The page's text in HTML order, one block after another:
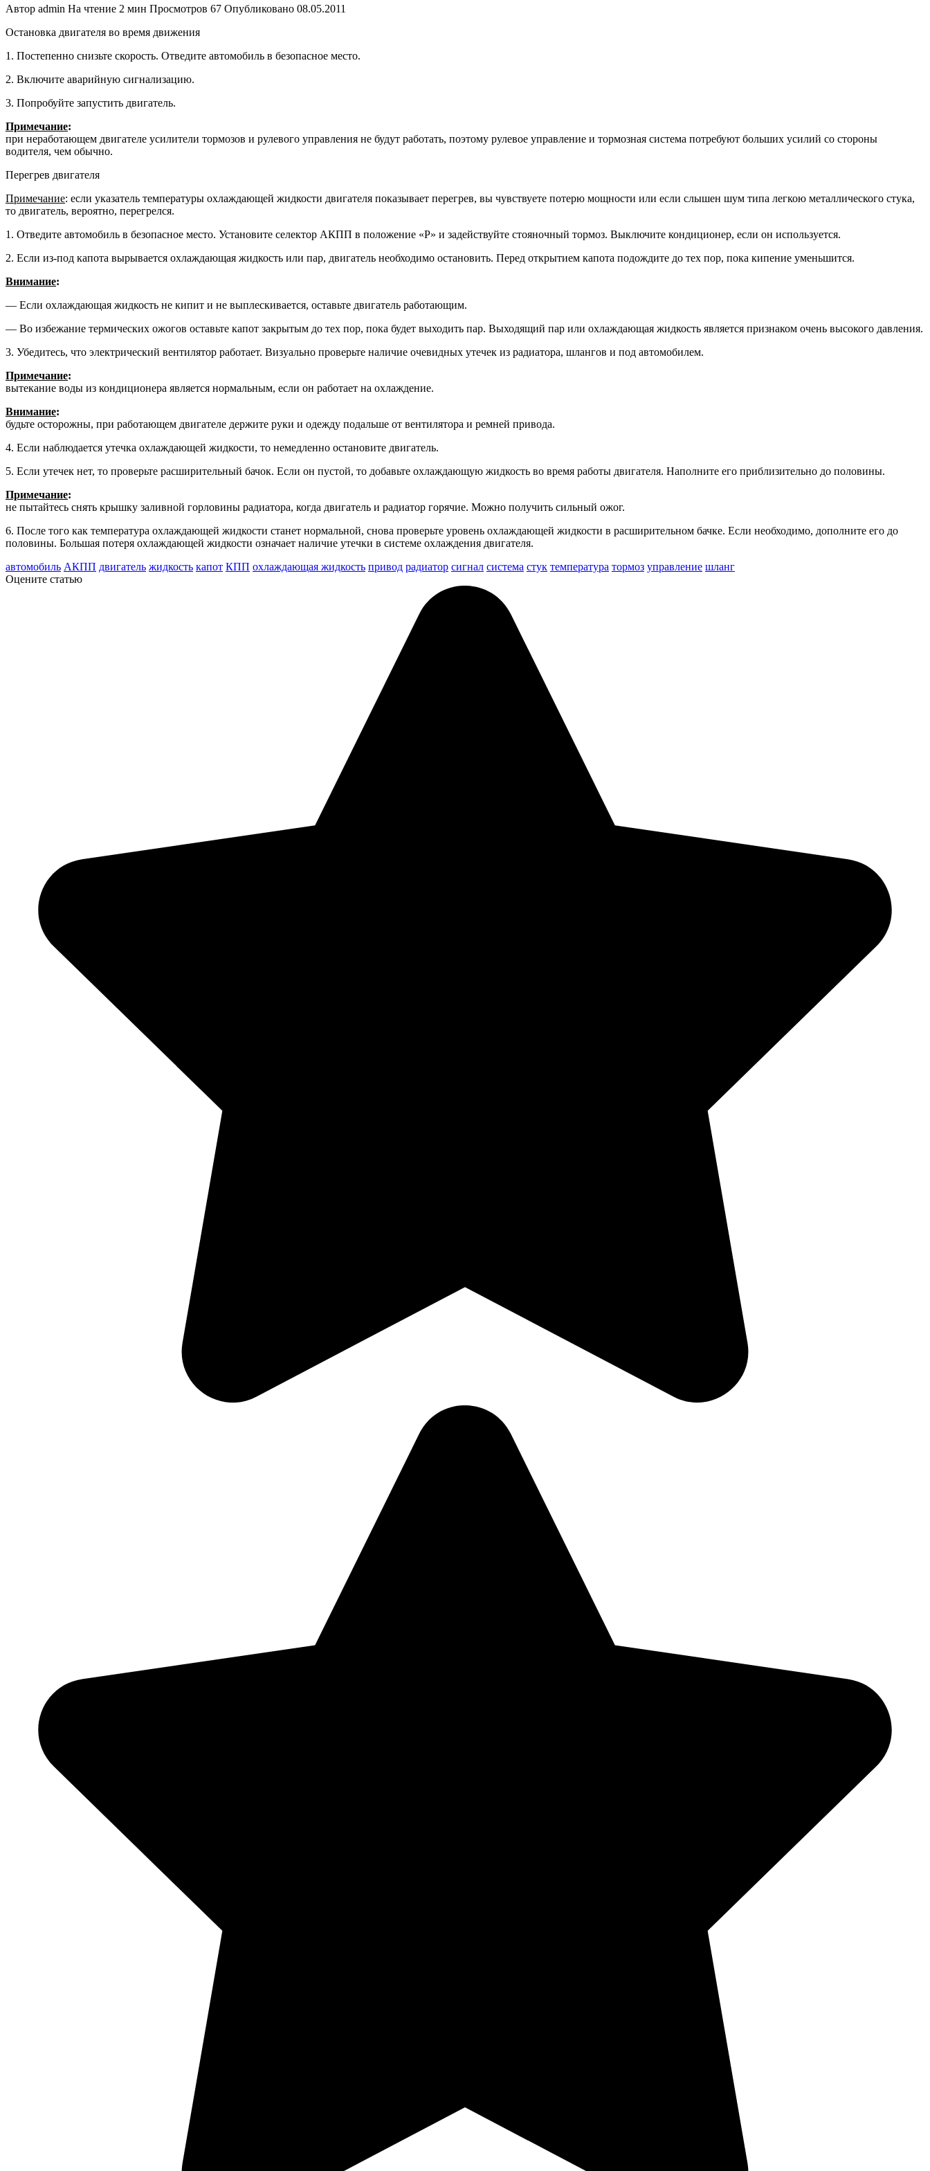
Автор admin На чтение 2 мин Просмотров 67 Опубликовано 08.05.2011
Остановка двигателя во время движения
1. Постепенно снизьте скорость. Отве­дите автомобиль в безопасное место.
2. Включите аварийную сигнализацию.
3. Попробуйте запустить двигатель.
Примечание:
при неработающем дви­гателе усилители тормозов и рулево­го управления не будут работать, по­этому рулевое управление и тормоз­ная система потребуют больших уси­лий со стороны
водителя, чем обычно.
Перегрев двигателя
Примечание: если указатель темпе­ратуры охлаждающей жидкости дви­гателя показывает перегрев, вы чувствуете потерю мощности или если слышен шум типа легкою ме­таллического стука,
то двигатель, вероятно, перегрелся.
1. Отведите автомобиль в безопасное место. Установите селектор АКПП в положение «Р» и задействуйте стоя­ночный тормоз. Выключите кондицио­нер, если он используется.
2. Если из-под капота вырывается ох­лаждающая жидкость или пар, двига­тель необходимо остановить. Перед открытием капота подождите до тех пор, пока кипение уменьшится.
Внимание:
— Если охлаждающая жидкость не кипит и не выплескивается, ос­тавьте двигатель работающим.
— Во избежание термических ожо­гов оставьте капот закрытым до тех пор, пока будет выходить пар. Выходящий пар или охлаждающая жидкость является признаком очень высокого давления.
3. Убедитесь, что электрический венти­лятор работает. Визуально проверьте наличие очевидных утечек из радиато­ра, шлангов и под автомобилем.
Примечание:
вытекание воды из кон­диционера является нормальным, если он работает на охлаждение.
Внимание:
будьте осторожны, при работающем двигателе держите ру­ки и одежду подальше от вентиля­тора и ремней привода.
4. Если наблюдается утечка охлаж­дающей жидкости, то немедленно ос­тановите двигатель.
5. Если утечек нет, то проверьте рас­ширительный бачок. Если он пустой, то добавьте охлаждающую жидкость во время работы двигателя. Наполни­те его приблизительно до половины.
Примечание:
не пытайтесь снять крышку заливной горловины радиа­тора, когда двигатель и радиатор горячие. Можно получить сильный ожог.
6. После того как температура охла­ждающей жидкости станет нормаль­ной, снова проверьте уровень охлаж­дающей жидкости в расширительном бачке. Если необходимо, дополните его до
половины. Большая потеря охлаждающей жидкости означает на­личие утечки в системе охлаждения двигателя.
автомобиль АКПП двигатель жидкость капот КПП охлаждающая жидкость привод радиатор сигнал система стук температура тормоз управление шланг
Оцените статью